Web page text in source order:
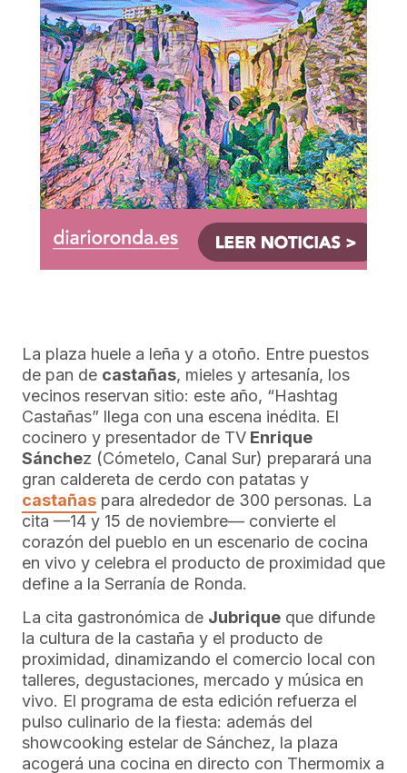
La plaza huele a leña y a otoño. Entre puestos
de pan de castañas, mieles y artesanía, los
vecinos reservan sitio: este año, “Hashtag
Castañas” llega con una escena inédita. El
cocinero y presentador de TV Enrique
Sánchez (Cómetelo, Canal Sur) preparará una
gran caldereta de cerdo con patatas y
castañas para alrededor de 300 personas. La
cita —14 y 15 de noviembre— convierte el
corazón del pueblo en un escenario de cocina
en vivo y celebra el producto de proximidad que
define a la Serranía de Ronda.
La cita gastronómica de Jubrique que difunde
la cultura de la castaña y el producto de
proximidad, dinamizando el comercio local con
talleres, degustaciones, mercado y música en
vivo. El programa de esta edición refuerza el
pulso culinario de la fiesta: además del
showcooking estelar de Sánchez, la plaza
acogerá una cocina en directo con Thermomix a